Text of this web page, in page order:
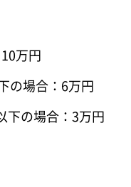
万円
の場合：6万円
下の場合：3万円